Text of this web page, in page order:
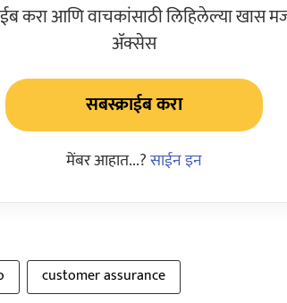
करा आणि वाचकांसाठी लिहिलेल्या खास
ॲक्सेस
सबस्क्राईब करा
मेंबर आहात...?साईन इन
customer assurance